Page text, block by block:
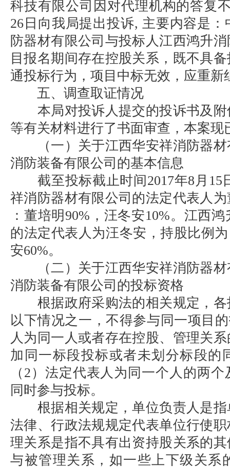
科技有限公司因对代理机构的答复
26日向我局提出投诉, 主要内容是
防器材有限公司与投标人江西鸿升
目报名期间存在控股关系，既不具
通投标行为，项目中标无效，应重新
五、调查取证情况
本局对投诉人提交的投诉书及附
等有关材料进行了书面审查，本案现
（一）关于江西华安祥消防器材
消防装备有限公司的基本信息
截至投标截止时间2017年8月15
祥消防器材有限公司的法定代表人
：董培明90%，汪冬安10%。江西
的法定代表人为汪冬安，持股比例
安60%。
（二）关于江西华安祥消防器材
消防装备有限公司的投标资格
根据政府采购法的相关规定，各
以下情况之一，不得参与同一项目
人为同一人或者存在控股、管理关
加同一标段投标或者未划分标段的
（2）法定代表人为同一个人的两
同时参与投标。
根据相关规定，单位负责人是指
法律、行政法规规定代表单位行使
理关系是指不具有出资持股关系的
与被管理关系，如一些上下级关系